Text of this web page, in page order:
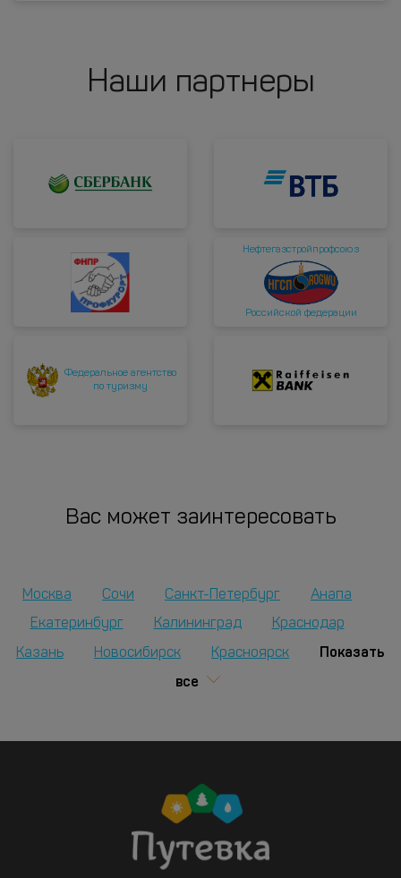
Наши партнеры
Нефтегазстройпрофсоюз
Российской федерации
Федеральное агентство
по туризму
Вас может заинтересовать
Москва Сочи Санкт-Петербург
Анапа
Екатеринбург
Калининград Краснодар
Казань Новосибирск Красноярск
Показать
все